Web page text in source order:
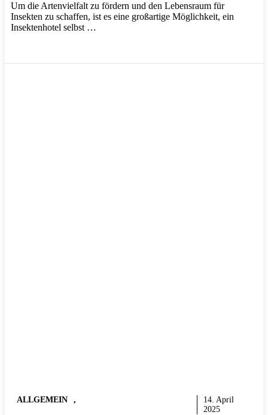
Um die Artenvielfalt zu fördern und den Lebensraum für
Insekten zu schaffen, ist es eine großartige Möglichkeit, ein
Insektenhotel selbst …
ALLGEMEIN ,
14. April
2025